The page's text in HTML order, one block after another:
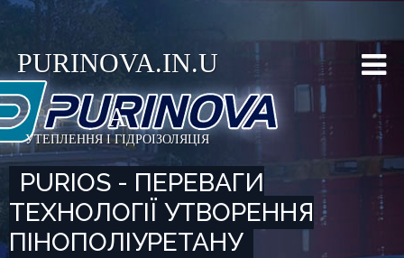
PURINOVA.IN.U
A
УТЕПЛЕННЯ І ГІДРОІЗОЛЯЦІЯ
PURIOS - ПЕРЕВАГИ
ТЕХНОЛОГІЇ УТВОРЕННЯ
ПІНОПОЛІУРЕТАНУ